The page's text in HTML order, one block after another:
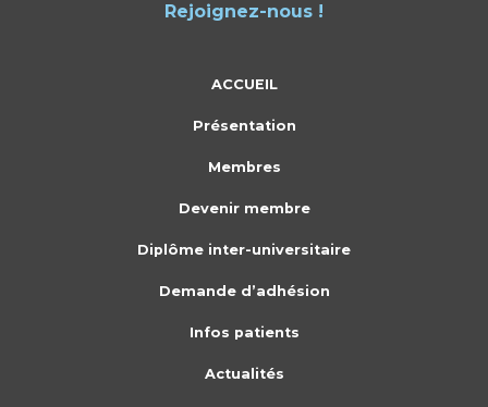
Rejoignez-nous !
ACCUEIL
Présentation
Membres
Devenir membre
Diplôme inter-universitaire
Demande d’adhésion
Infos patients
Actualités